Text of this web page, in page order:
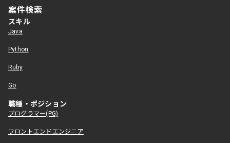
案件検索
スキル
Java
Python
Ruby
Go
職種・ポジション
プログラマー(PG)
フロントエンドエンジニア